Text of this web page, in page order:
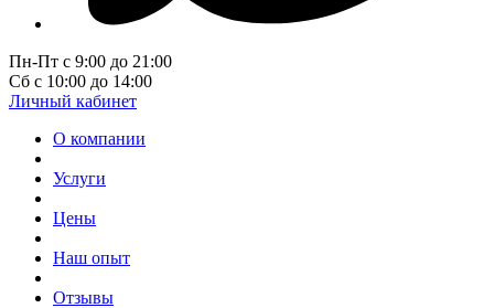
Пн-Пт с 9:00 до 21:00
Сб с 10:00 до 14:00
Личный кабинет
О компании
Услуги
Цены
Наш опыт
Отзывы